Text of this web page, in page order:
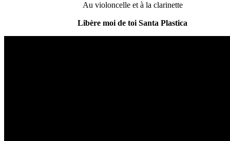
Au violoncelle et à la clarinette
Libère moi de toi Santa Plastica